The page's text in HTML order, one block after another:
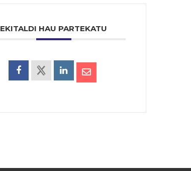
EKITALDI HAU PARTEKATU